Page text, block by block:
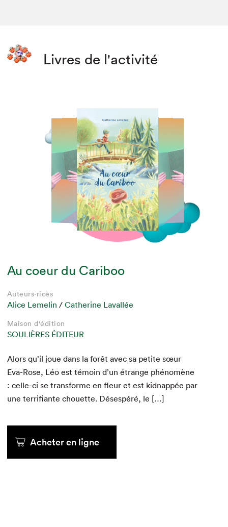
Livres de l'activité
Auteurs·rices
Alice Lemelin Catherine Lavallée
Maison d'édition
SOULIÈRES ÉDITEUR
Acheter en ligne
Auteur·rice
Catherine Lavallée
Maison d'édition
SOULIÈRES ÉDITEUR
au kiosque
Au coeur du Cariboo
Auteurs·rices
Alice Lemelin / Catherine Lavallée
Maison d'édition
SOULIÈRES ÉDITEUR
Alors qu’il joue dans la forêt avec sa petite sœur
Eva-Rose, Léo est témoin d’un étrange phénomène
: celle-ci se trans­forme en fleur et est kid­nap­pée par
une ter­ri­fi­ante chou­ette. Dés­espéré, le […]
Acheter en ligne
Auteur·rice
Catherine Lavallée
Maison d'édition
SOULIÈRES ÉDITEUR
au kiosque
Auteurs·rices
Alice Lemelin Catherine Lavallée
Maison d'édition
SOULIÈRES ÉDITEUR
Acheter en ligne
Auteur·rice
Catherine Lavallée
Maison d'édition
SOULIÈRES ÉDITEUR
au kiosque